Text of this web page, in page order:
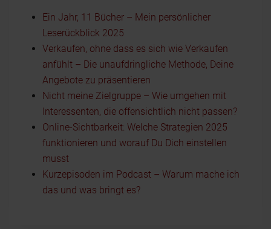
Ein Jahr, 11 Bücher – Mein persönlicher
Leserückblick 2025
Verkaufen, ohne dass es sich wie Verkaufen
anfühlt – Die unaufdringliche Methode, Deine
Angebote zu präsentieren
Nicht meine Zielgruppe – Wie umgehen mit
Interessenten, die offensichtlich nicht passen?
Online-Sichtbarkeit: Welche Strategien 2025
funktionieren und worauf Du Dich einstellen
musst
Kurzepisoden im Podcast – Warum mache ich
das und was bringt es?